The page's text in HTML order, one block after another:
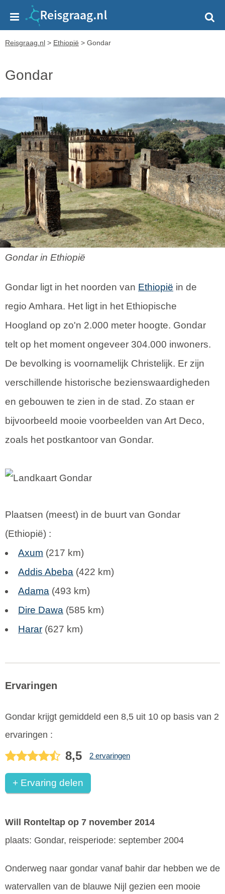
Reisgraag.nl > Ethiopië > Gondar
Gondar
Gondar in Ethiopië
Gondar ligt in het noorden van Ethiopië in de
regio Amhara. Het ligt in het Ethiopische
Hoogland op zo'n 2.000 meter hoogte. Gondar
telt op het moment ongeveer 304.000 inwoners.
De bevolking is voornamelijk Christelijk. Er zijn
verschillende historische bezienswaardigheden
en gebouwen te zien in de stad. Zo staan er
bijvoorbeeld mooie voorbeelden van Art Deco,
zoals het postkantoor van Gondar.
Plaatsen (meest) in de buurt van Gondar
(Ethiopië) :
Axum (217 km)
Addis Abeba (422 km)
Adama (493 km)
Dire Dawa (585 km)
Harar (627 km)
Ervaringen
Gondar krijgt gemiddeld een 8,5 uit 10 op basis van 2
ervaringen :
8,5 2 ervaringen
+ Ervaring delen
Will Ronteltap op 7 november 2014
plaats: Gondar, reisperiode: september 2004
Onderweg naar gondar vanaf bahir dar hebben we de
watervallen van de blauwe Nijl gezien een mooie